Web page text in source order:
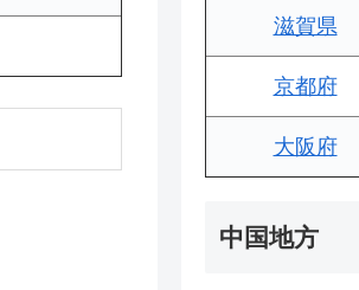
滋賀県
京都府
大阪府
中国地方